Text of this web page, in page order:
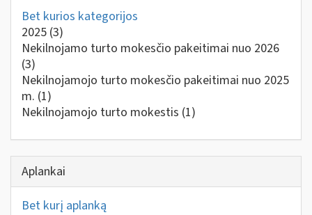
Bet kurios kategorijos
2025 (3)
Nekilnojamo turto mokesčio pakeitimai nuo 2026
(3)
Nekilnojamojo turto mokesčio pakeitimai nuo 2025
m. (1)
Nekilnojamojo turto mokestis (1)
Aplankai
Bet kurį aplanką